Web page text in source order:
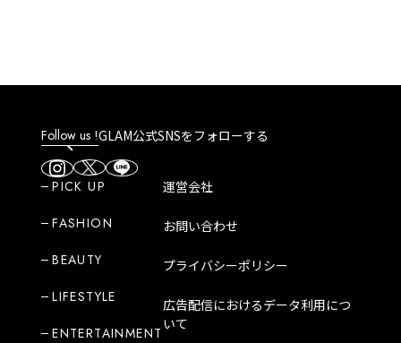
Follow us !GLAM公式SNSをフォローする
PICK UP
FASHION
BEAUTY
LIFESTYLE
ENTERTAINMENT
運営会社
お問い合わせ
プライバシーポリシー
広告配信におけるデータ利用につ
いて